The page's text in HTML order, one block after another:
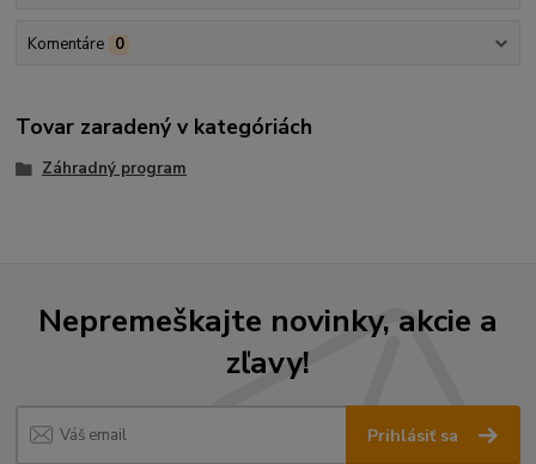
Komentáre 0
Tovar zaradený v kategóriách
Záhradný program
Nepremeškajte novinky, akcie a
zľavy!
Prihlásiť sa